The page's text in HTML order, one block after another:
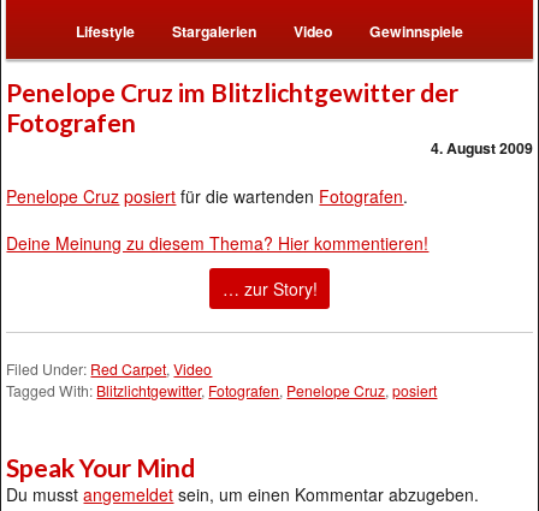
Lifestyle Stargalerien Video Gewinnspiele
Penelope Cruz im Blitzlichtgewitter der
Fotografen
4. August 2009
Penelope Cruz posiert für die wartenden Fotografen.
Deine Meinung zu diesem Thema? Hier kommentieren!
… zur Story!
Filed Under: Red Carpet,Video
Tagged With: Blitzlichtgewitter, Fotografen, Penelope Cruz,posiert
Speak Your Mind
Du musstangemeldet sein, um einen Kommentar abzugeben.